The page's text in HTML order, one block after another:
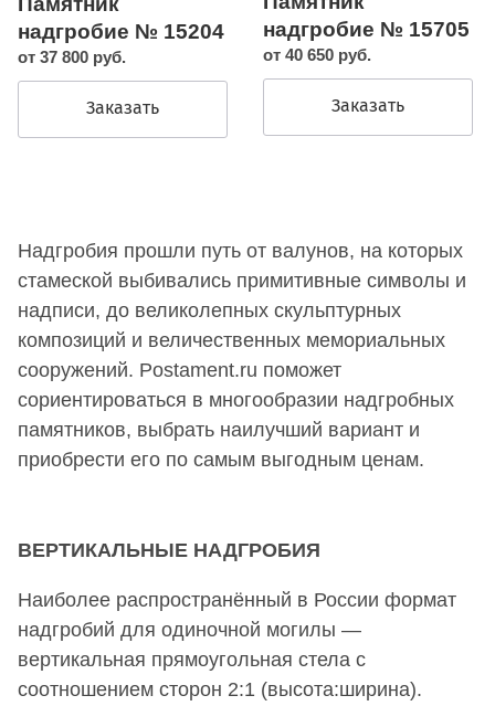
надгробие № 15204
от 37 800 руб.
Заказать
надгробие № 15705
от 40 650 руб.
Заказать
Надгробия прошли путь от валунов, на которых
стамеской выбивались примитивные символы и
надписи, до великолепных скульптурных
композиций и величественных мемориальных
сооружений. Postament.ru поможет
сориентироваться в многообразии надгробных
памятников, выбрать наилучший вариант и
приобрести его по самым выгодным ценам.
ВЕРТИКАЛЬНЫЕ НАДГРОБИЯ
Наиболее распространённый в России формат
надгробий для одиночной могилы —
вертикальная прямоугольная стела с
соотношением сторон 2:1 (высота:ширина).